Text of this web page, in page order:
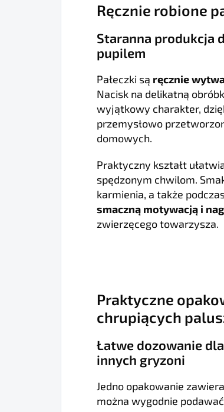
Ręcznie robione
Staranna produkcja
pupilem
Pałeczki są ręcznie
Nacisk na delikatną
wyjątkowy charakter,
przemysłowo
domowych.
Praktyczny kształt
spędzonym chwilom.
karmienia, a także
smaczną motywacją i
zwierzęcego towarzysza.
Praktyczne
chrupiących
Łatwe dozowanie
innych gryzoni
Jedno opakowanie zawiera
można wygodnie